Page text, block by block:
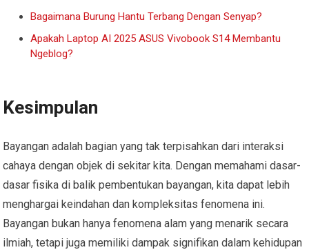
Bagaimana Burung Hantu Terbang Dengan Senyap?
Apakah Laptop AI 2025 ASUS Vivobook S14 Membantu
Ngeblog?
Kesimpulan
Bayangan adalah bagian yang tak terpisahkan dari interaksi
cahaya dengan objek di sekitar kita. Dengan memahami dasar-
dasar fisika di balik pembentukan bayangan, kita dapat lebih
menghargai keindahan dan kompleksitas fenomena ini.
Bayangan bukan hanya fenomena alam yang menarik secara
ilmiah, tetapi juga memiliki dampak signifikan dalam kehidupan